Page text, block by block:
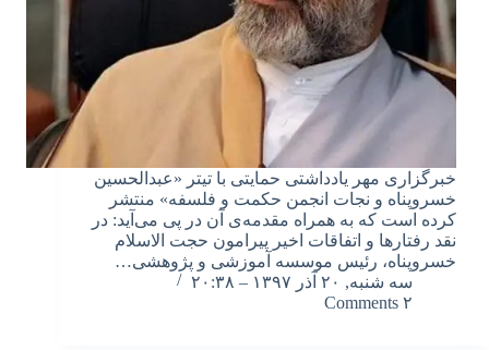
خبرگزاری مهر یادداشتی حمایتی با تیتر «عبدالحسین
خسروپناه و نجات انجمن حکمت و فلسفه» منتشر
کرده است که به همراه مقدمه‌ی آن در پی می‌آید: در
نقد رفتارها و اتفاقات اخیر پیرامون حجت الاسلام
خسروپناه، رئیس موسسه آموزشی و پژوهشی…
سه شنبه, ۲۰ آذر ۱۳۹۷ – ۲۰:۳۸
۲ Comments